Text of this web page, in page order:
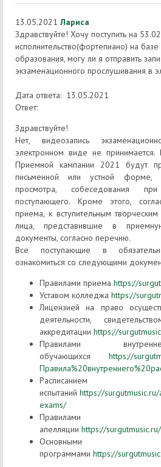
13.05.2021 Лариса
Здравствуйте! Хочу поступить на
исполнительство(фортепиано) на
образования, могу ли я отправить
экзаменационного прослушивания в
Дата ответа: 13.05.2021
Ответ:
Здравствуйте!
Нет, видеозапись
электронном виде не принимается.
Приемной кампании 2021 будут
письменной или устной форме,
просмотра, собеседования
поступающего. Кроме этого,
приема, к вступительным
лица, представившие в
документы, согласно перечню.
Все поступающие в
ознакомиться со следующими
Правилами приема https://
Уставом колледжа https://
Лицензией на право
деятельности,
аккредитации https://
Правилами
обучающихся https://
Расписанием
испытаний https://
exams/
апелляции https://
Основными
программами https://